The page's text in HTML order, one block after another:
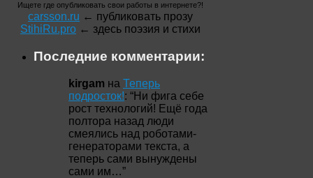
Ищете где опубликовать свои работы в интернете?!
carsson.ru ← публиковать прозу
StihiRu.pro ← здесь поэзия и стихи
Последние комментарии:
kirgam на Теперь
подросток!: “Ни фига себе
рост технологий! Ещё года
полтора назад люди
смеялись над роботами-
генераторами текста, а
теперь сами вынуждены
сами им…”